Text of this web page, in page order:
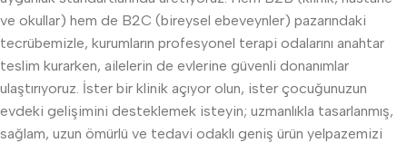
ve okullar) hem de B2C (bireysel ebeveynler) pazarındaki
tecrübemizle, kurumların profesyonel terapi odalarını anahtar
teslim kurarken, ailelerin de evlerine güvenli donanımlar
ulaştırıyoruz. İster bir klinik açıyor olun, ister çocuğunuzun
evdeki gelişimini desteklemek isteyin; uzmanlıkla tasarlanmış,
sağlam, uzun ömürlü ve tedavi odaklı geniş ürün yelpazemizi